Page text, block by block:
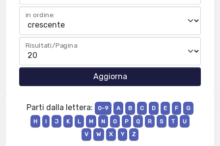
in ordine:
Risultati/Pagina
Parti dalla lettera: 0-9 A B C D E F
G
H
I J K L M N O P Q R S T
U
V
W X Y Z